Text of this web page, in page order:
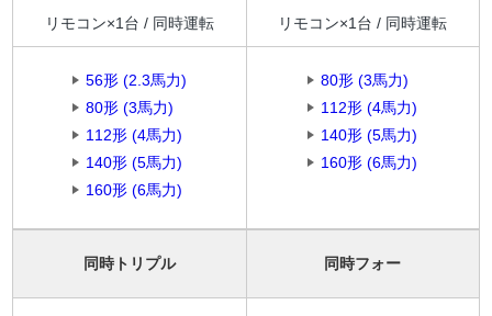
リモコン×1台 / 同時運転
56形 (2.3馬力)
80形 (3馬力)
112形 (4馬力)
140形 (5馬力)
160形 (6馬力)
リモコン×1台 / 同時運転
80形 (3馬力)
112形 (4馬力)
140形 (5馬力)
160形 (6馬力)
同時トリプル 同時フォー